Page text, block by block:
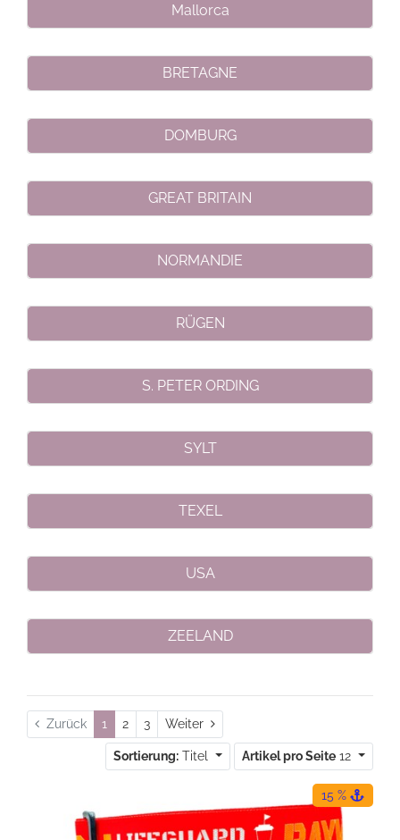
Mallorca
BRETAGNE
DOMBURG
GREAT BRITAIN
NORMANDIE
RÜGEN
S. PETER ORDING
SYLT
TEXEL
USA
ZEELAND
Zurück 1 2 3 Weiter Weiter
Sortierung: Titel Artikel pro Seite 12
15 %